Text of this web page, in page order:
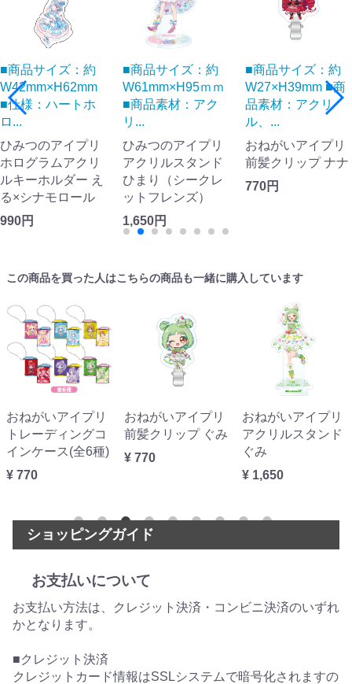
■商品サイズ：約
W42mm×H62mm
■仕様：ハートホ
ロ...
ひみつのアイプリ
ホログラムアクリ
ルキーホルダー え
る×シナモロール
990円
■商品サイズ：約
W61mm×H95ｍｍ
■商品素材：アク
リ...
ひみつのアイプリ
アクリルスタンド
ひまり（シークレ
ットフレンズ）
1,650円
■商品サイズ：約
W27×H39mm ■商
品素材：アクリ
ル、...
おねがいアイプリ
前髪クリップ ナナ
770円
この商品を買った人はこちらの商品も一緒に購入しています
おねがいアイプリ
トレーディングコ
インケース(全6種)
¥ 770
おねがいアイプリ
前髪クリップ ぐみ
¥ 770
おねがいアイプリ
アクリルスタンド
ぐみ
¥ 1,650
ショッピングガイド
お支払いについて
お支払い方法は、クレジット決済・コンビニ決済のいずれ
かとなります。
■クレジット決済
クレジットカード情報はSSLシステムで暗号化されますの